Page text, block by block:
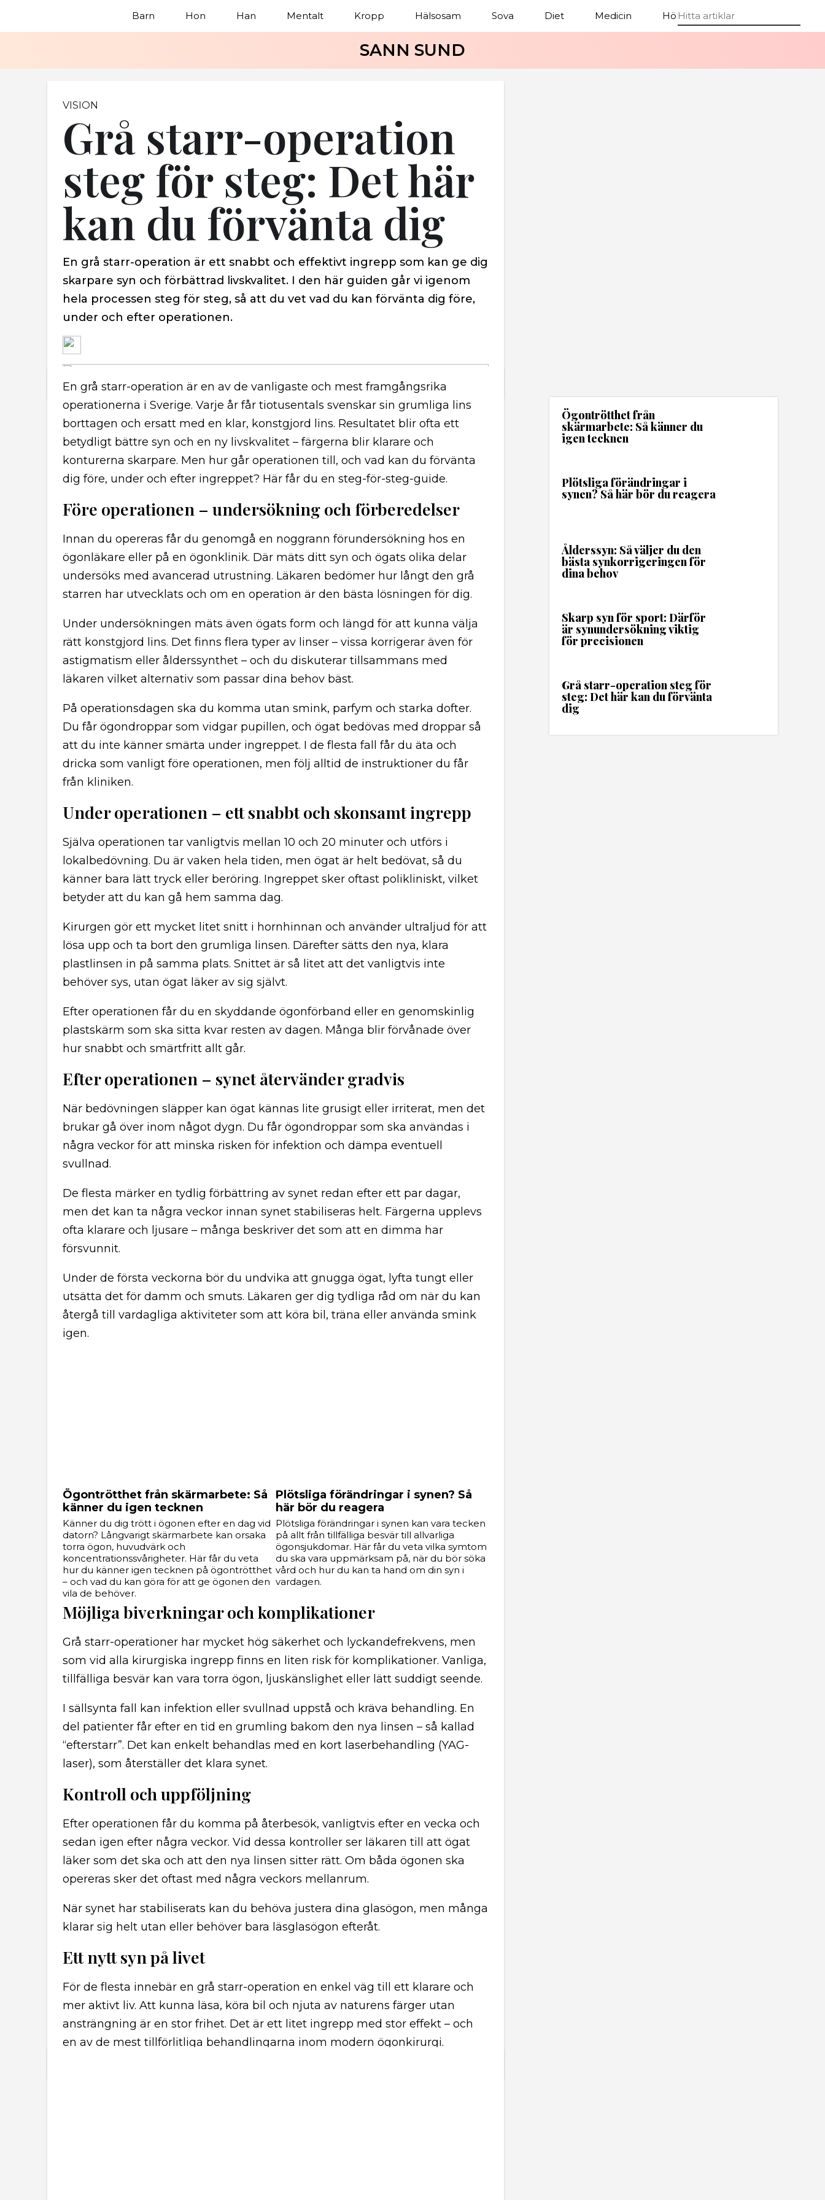
Barn Hon Han Mentalt Kropp Hälsosam Sova Diet Medicin Hörsel
SANN SUND
Grå starr-operation
steg för steg: Det här
kan du förvänta dig
VISION
En grå starr-operation är ett snabbt och effektivt ingrepp som kan ge dig
skarpare syn och förbättrad livskvalitet. I den här guiden går vi igenom
hela processen steg för steg, så att du vet vad du kan förvänta dig före,
under och efter operationen.
En grå starr-operation är en av de vanligaste och mest framgångsrika
operationerna i Sverige. Varje år får tiotusentals svenskar sin grumliga lins
borttagen och ersatt med en klar, konstgjord lins. Resultatet blir ofta ett
betydligt bättre syn och en ny livskvalitet – färgerna blir klarare och
konturerna skarpare. Men hur går operationen till, och vad kan du förvänta
dig före, under och efter ingreppet? Här får du en steg-för-steg-guide.
Före operationen – undersökning och förberedelser
Innan du opereras får du genomgå en noggrann förundersökning hos en
ögonläkare eller på en ögonklinik. Där mäts ditt syn och ögats olika delar
undersöks med avancerad utrustning. Läkaren bedömer hur långt den grå
starren har utvecklats och om en operation är den bästa lösningen för dig.
Under undersökningen mäts även ögats form och längd för att kunna välja
rätt konstgjord lins. Det finns flera typer av linser – vissa korrigerar även för
astigmatism eller ålderssynthet – och du diskuterar tillsammans med
läkaren vilket alternativ som passar dina behov bäst.
På operationsdagen ska du komma utan smink, parfym och starka dofter.
Du får ögondroppar som vidgar pupillen, och ögat bedövas med droppar så
att du inte känner smärta under ingreppet. I de flesta fall får du äta och
dricka som vanligt före operationen, men följ alltid de instruktioner du får
från kliniken.
Under operationen – ett snabbt och skonsamt ingrepp
Själva operationen tar vanligtvis mellan 10 och 20 minuter och utförs i
lokalbedövning. Du är vaken hela tiden, men ögat är helt bedövat, så du
känner bara lätt tryck eller beröring. Ingreppet sker oftast polikliniskt, vilket
betyder att du kan gå hem samma dag.
Kirurgen gör ett mycket litet snitt i hornhinnan och använder ultraljud för att
lösa upp och ta bort den grumliga linsen. Därefter sätts den nya, klara
plastlinsen in på samma plats. Snittet är så litet att det vanligtvis inte
behöver sys, utan ögat läker av sig självt.
Efter operationen får du en skyddande ögonförband eller en genomskinlig
plastskärm som ska sitta kvar resten av dagen. Många blir förvånade över
hur snabbt och smärtfritt allt går.
Efter operationen – synet återvänder gradvis
När bedövningen släpper kan ögat kännas lite grusigt eller irriterat, men det
brukar gå över inom något dygn. Du får ögondroppar som ska användas i
några veckor för att minska risken för infektion och dämpa eventuell
svullnad.
De flesta märker en tydlig förbättring av synet redan efter ett par dagar,
men det kan ta några veckor innan synet stabiliseras helt. Färgerna upplevs
ofta klarare och ljusare – många beskriver det som att en dimma har
försvunnit.
Under de första veckorna bör du undvika att gnugga ögat, lyfta tungt eller
utsätta det för damm och smuts. Läkaren ger dig tydliga råd om när du kan
återgå till vardagliga aktiviteter som att köra bil, träna eller använda smink
igen.
Ögontrötthet från skärmarbete: Så
känner du igen tecknen
Känner du dig trött i ögonen efter en dag vid
datorn? Långvarigt skärmarbete kan orsaka
torra ögon, huvudvärk och
koncentrationssvårigheter. Här får du veta
hur du känner igen tecknen på ögontrötthet
– och vad du kan göra för att ge ögonen den
vila de behöver.
Plötsliga förändringar i synen? Så
här bör du reagera
Plötsliga förändringar i synen kan vara tecken
på allt från tillfälliga besvär till allvarliga
ögonsjukdomar. Här får du veta vilka symtom
du ska vara uppmärksam på, när du bör söka
vård och hur du kan ta hand om din syn i
vardagen.
Möjliga biverkningar och komplikationer
Grå starr-operationer har mycket hög säkerhet och lyckandefrekvens, men
som vid alla kirurgiska ingrepp finns en liten risk för komplikationer. Vanliga,
tillfälliga besvär kan vara torra ögon, ljuskänslighet eller lätt suddigt seende.
I sällsynta fall kan infektion eller svullnad uppstå och kräva behandling. En
del patienter får efter en tid en grumling bakom den nya linsen – så kallad
“efterstarr”. Det kan enkelt behandlas med en kort laserbehandling (YAG-
laser), som återställer det klara synet.
Kontroll och uppföljning
Efter operationen får du komma på återbesök, vanligtvis efter en vecka och
sedan igen efter några veckor. Vid dessa kontroller ser läkaren till att ögat
läker som det ska och att den nya linsen sitter rätt. Om båda ögonen ska
opereras sker det oftast med några veckors mellanrum.
När synet har stabiliserats kan du behöva justera dina glasögon, men många
klarar sig helt utan eller behöver bara läsglasögon efteråt.
Ett nytt syn på livet
För de flesta innebär en grå starr-operation en enkel väg till ett klarare och
mer aktivt liv. Att kunna läsa, köra bil och njuta av naturens färger utan
ansträngning är en stor frihet. Det är ett litet ingrepp med stor effekt – och
en av de mest tillförlitliga behandlingarna inom modern ögonkirurgi.
Ögontrötthet från
skärmarbete: Så känner du
igen tecknen
Plötsliga förändringar i
synen? Så här bör du reagera
Ålderssyn: Så väljer du den
bästa synkorrigeringen för
dina behov
Skarp syn för sport: Därför
är synundersökning viktig
för precisionen
Grå starr-operation steg för
steg: Det här kan du förvänta
dig